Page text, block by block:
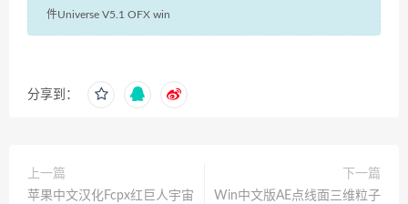
件Universe V5.1 OFX win
分享到：
上一篇
苹果中文汉化Fcpx红巨人宇宙
下一篇
Win中文版AE点线面三维粒子